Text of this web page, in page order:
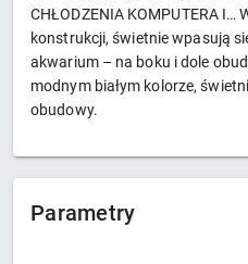
CHŁODZENIA KOMPUTERA I…
konstrukcji, świetnie wpasują
akwarium – na boku i dole
modnym białym kolorze,
obudowy.
Parametry